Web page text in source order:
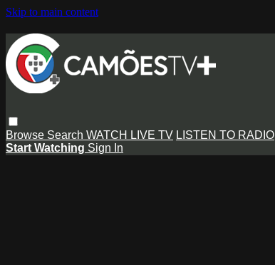
Skip to main content
Browse Search WATCH LIVE TV LISTEN TO RADIO
Start Watching Sign In